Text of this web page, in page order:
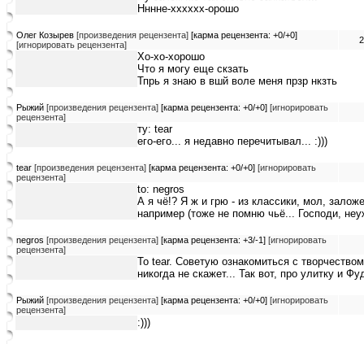
Нннне-хххххх-орошо
Олег Козырев [произведения рецензента] [карма рецензента: +0/+0]
[игнорировать рецензента]
Хо-хо-хорошо
Что я могу еще скзать
Тпрь я знаю в вшй воле меня прзр нкзть
Рыжий [произведения рецензента] [карма рецензента: +0/+0] [игнорировать
рецензента]
ту: tear
его-его... я недавно перечитывал... :)))
tear [произведения рецензента] [карма рецензента: +0/+0] [игнорировать
рецензента]
to: negros
А я чё!? Я ж и грю - из классики, мол,
например (тоже не помню чьё... Господи,
negros [произведения рецензента] [карма рецензента: +3/-1] [игнорировать
рецензента]
To tear. Советую ознакомиться с
никогда не скажет... Так вот, про улитку и
Рыжий [произведения рецензента] [карма рецензента: +0/+0] [игнорировать
рецензента]
:)))